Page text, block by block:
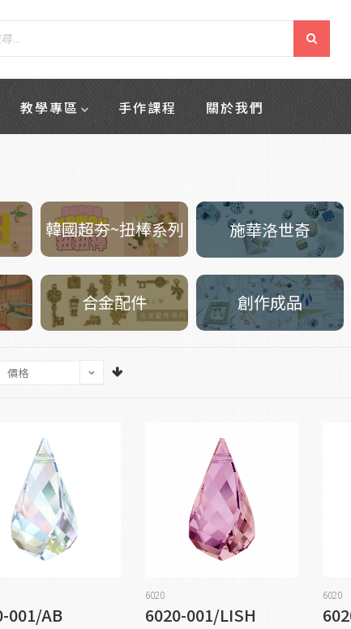
教學專區 手作課程 關於我們
韓國超夯~扭棒系列 施華洛世奇
合金配件 創作成品
001/AB
6020
6020-001/LISH
6020